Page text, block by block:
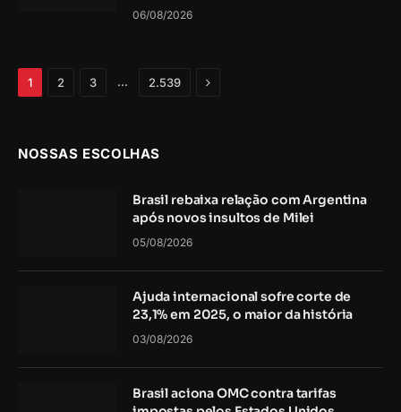
06/08/2026
1 2 3 … 2.539 Próximo
NOSSAS ESCOLHAS
Brasil rebaixa relação com Argentina
após novos insultos de Milei
05/08/2026
Ajuda internacional sofre corte de
23,1% em 2025, o maior da história
03/08/2026
Brasil aciona OMC contra tarifas